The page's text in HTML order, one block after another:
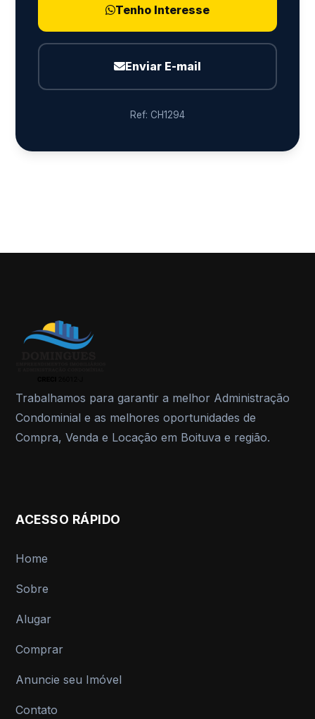
Tenho Interesse
Enviar E-mail
Ref: CH1294
Trabalhamos para garantir a melhor Administração
Condominial e as melhores oportunidades de
Compra, Venda e Locação em Boituva e região.
ACESSO RÁPIDO
Home
Sobre
Alugar
Comprar
Anuncie seu Imóvel
Contato